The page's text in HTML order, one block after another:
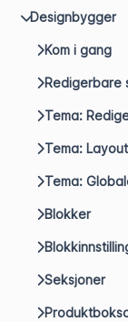
Designbygger
Kom i gang
Redigerbare
Tema:
Tema:
Tema:
Blokker
Seksjoner